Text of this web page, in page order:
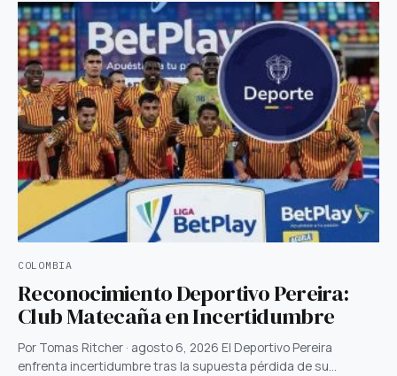
COLOMBIA
Reconocimiento Deportivo Pereira:
Club Matecaña en Incertidumbre
Por Tomas Ritcher · agosto 6, 2026 El Deportivo Pereira
enfrenta incertidumbre tras la supuesta pérdida de su…